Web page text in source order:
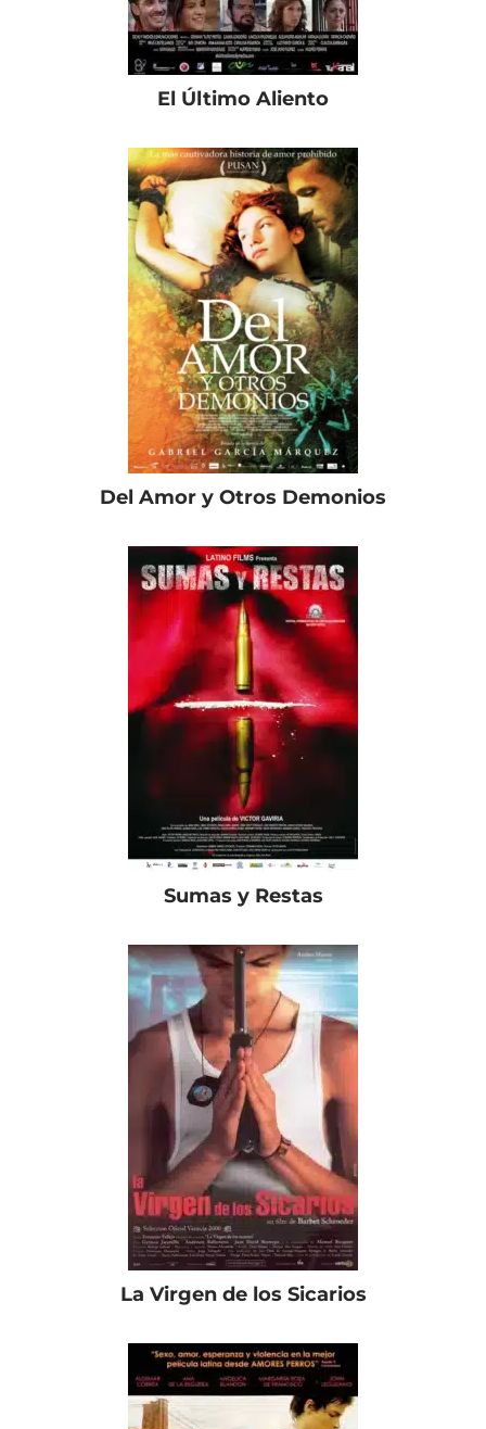
El Último Aliento
Del Amor y Otros Demonios
Sumas y Restas
La Virgen de los Sicarios